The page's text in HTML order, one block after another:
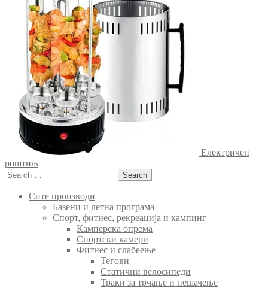
Електричен
роштиљ
Search
for:
Сите производи
Базени и летна програма
Спорт, фитнес, рекреација и кампинг
Камперска опрема
Спортски камери
Фитнес и слабеење
Тегови
Статични велосипеди
Траки за трчање и пешачење